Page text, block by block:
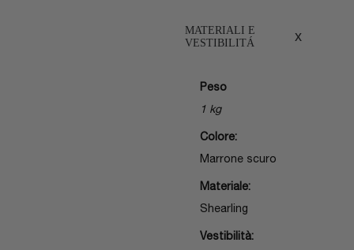
MATERIALI E
VESTIBILITÁ
x
Peso
1 kg
Colore:
Marrone scuro
Materiale:
Shearling
Vestibilità: